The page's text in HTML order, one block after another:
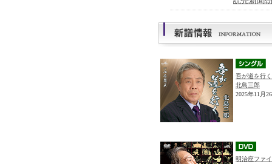
吾が道を行く
北島三郎
2025年11月
明治座ファ